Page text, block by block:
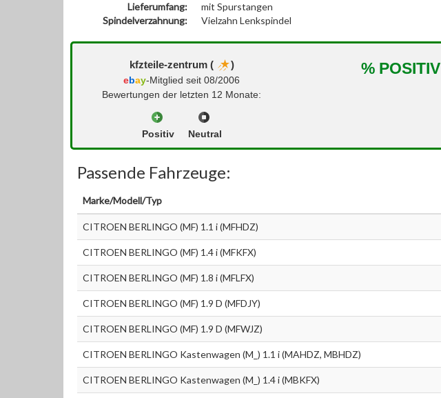
Lieferumfang:
mit Spurstangen
Spindelverzahnung:
Vielzahn Lenkspindel
kfzteile-zentrum ( )
ebay-Mitglied seit 08/2006
Bewertungen der letzten 12 Monate:
Positiv Neutral
% POSITIV
Passende Fahrzeuge:
Marke/Modell/Typ
CITROEN BERLINGO (MF) 1.1 i (MFHDZ)
CITROEN BERLINGO (MF) 1.4 i (MFKFX)
CITROEN BERLINGO (MF) 1.8 i (MFLFX)
CITROEN BERLINGO (MF) 1.9 D (MFDJY)
CITROEN BERLINGO (MF) 1.9 D (MFWJZ)
CITROEN BERLINGO Kastenwagen (M_) 1.1 i (MAHDZ, MBHDZ)
CITROEN BERLINGO Kastenwagen (M_) 1.4 i (MBKFX)